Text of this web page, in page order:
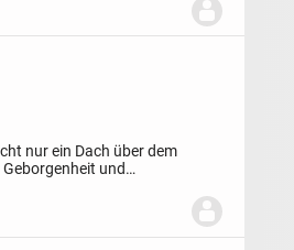
nur ein Dach über dem
und